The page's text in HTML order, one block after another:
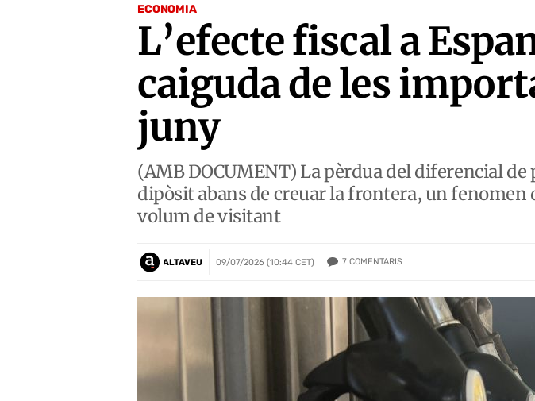
ECONOMIA
L’efecte fiscal a
caiguda de les
juny
(AMB DOCUMENT) La pèrdua del diferencial
dipòsit abans de creuar la frontera, un fenomen
volum de visitant
ALTAVEU 09/07/2026 (10:44 CET) 7 COMENTARIS